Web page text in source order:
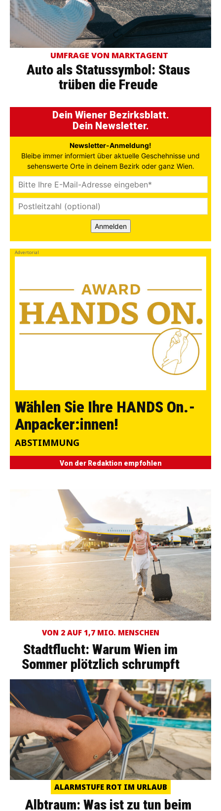
UMFRAGE VON MARKTAGENT
Auto als Statussymbol: Staus
trüben die Freude
Dein Wiener Bezirksblatt.
Dein Newsletter.
Newsletter-Anmeldung!
Bleibe immer informiert über aktuelle Geschehnisse und
sehenswerte Orte in deinem Bezirk oder ganz Wien.
Anmelden
Advertorial
Wählen Sie Ihre HANDS On.-
Anpacker:innen!
ABSTIMMUNG
Von der Redaktion empfohlen
VON 2 AUF 1,7 MIO. MENSCHEN
Stadtflucht: Warum Wien im
Sommer plötzlich schrumpft
ALARMSTUFE ROT IM URLAUB
Albtraum: Was ist zu tun beim